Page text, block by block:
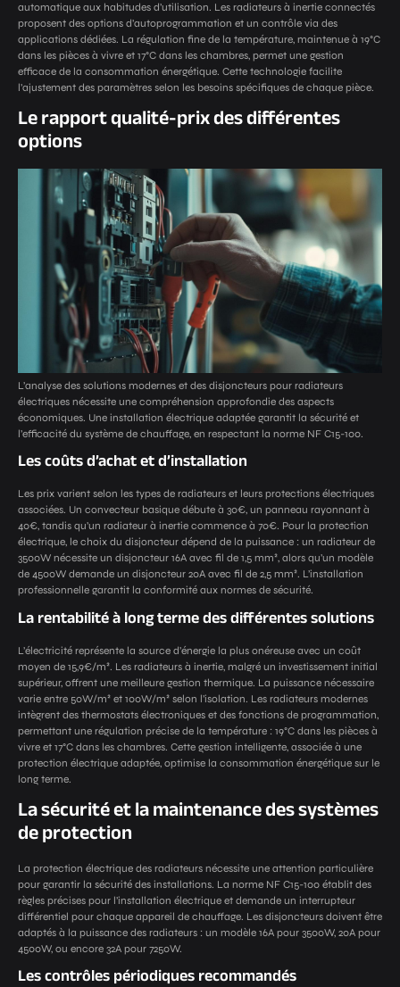
automatique aux habitudes d’utilisation. Les radiateurs à inertie connectés
proposent des options d’autoprogrammation et un contrôle via des
applications dédiées. La régulation fine de la température, maintenue à 19°C
dans les pièces à vivre et 17°C dans les chambres, permet une gestion
efficace de la consommation énergétique. Cette technologie facilite
l’ajustement des paramètres selon les besoins spécifiques de chaque pièce.
Le rapport qualité-prix des différentes
options
L’analyse des solutions modernes et des disjoncteurs pour radiateurs
électriques nécessite une compréhension approfondie des aspects
économiques. Une installation électrique adaptée garantit la sécurité et
l’efficacité du système de chauffage, en respectant la norme NF C15-100.
Les coûts d’achat et d’installation
Les prix varient selon les types de radiateurs et leurs protections électriques
associées. Un convecteur basique débute à 30€, un panneau rayonnant à
40€, tandis qu’un radiateur à inertie commence à 70€. Pour la protection
électrique, le choix du disjoncteur dépend de la puissance : un radiateur de
3500W nécessite un disjoncteur 16A avec fil de 1,5 mm², alors qu’un modèle
de 4500W demande un disjoncteur 20A avec fil de 2,5 mm². L’installation
professionnelle garantit la conformité aux normes de sécurité.
La rentabilité à long terme des différentes solutions
L’électricité représente la source d’énergie la plus onéreuse avec un coût
moyen de 15,9€/m². Les radiateurs à inertie, malgré un investissement initial
supérieur, offrent une meilleure gestion thermique. La puissance nécessaire
varie entre 50W/m² et 100W/m² selon l’isolation. Les radiateurs modernes
intègrent des thermostats électroniques et des fonctions de programmation,
permettant une régulation précise de la température : 19°C dans les pièces à
vivre et 17°C dans les chambres. Cette gestion intelligente, associée à une
protection électrique adaptée, optimise la consommation énergétique sur le
long terme.
La sécurité et la maintenance des systèmes
de protection
La protection électrique des radiateurs nécessite une attention particulière
pour garantir la sécurité des installations. La norme NF C15-100 établit des
règles précises pour l’installation électrique et demande un interrupteur
différentiel pour chaque appareil de chauffage. Les disjoncteurs doivent être
adaptés à la puissance des radiateurs : un modèle 16A pour 3500W, 20A pour
4500W, ou encore 32A pour 7250W.
Les contrôles périodiques recommandés